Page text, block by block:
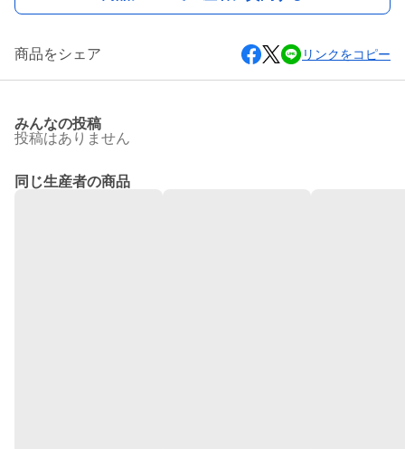
商品をシェア リンクをコピー
みんなの投稿
投稿はありません
同じ生産者の商品